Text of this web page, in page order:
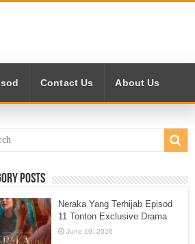
Contact Us About Us
Posts
Neraka Yang Terhijab Episod
11 Tonton Exclusive Drama
June 19, 2026